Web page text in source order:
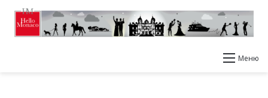
Меню